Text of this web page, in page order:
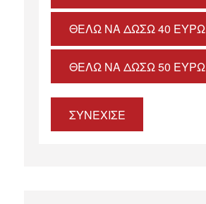
ΘΈΛΩ ΝΑ ΔΏΣΩ 40 ΕΥΡΏ
ΘΈΛΩ ΝΑ ΔΏΣΩ 50 ΕΥΡΏ
ΣΥΝΕΧΙΣΕ